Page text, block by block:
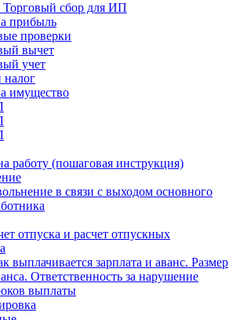
сбор для ИП
прибыль
проверки
вычет
учет
имущество
работу (пошаговая инструкция)
в связи с выходом основного
отпуска и расчет отпускных
выплачивается зарплата и аванс. Размер
Ответственность за нарушение
выплаты